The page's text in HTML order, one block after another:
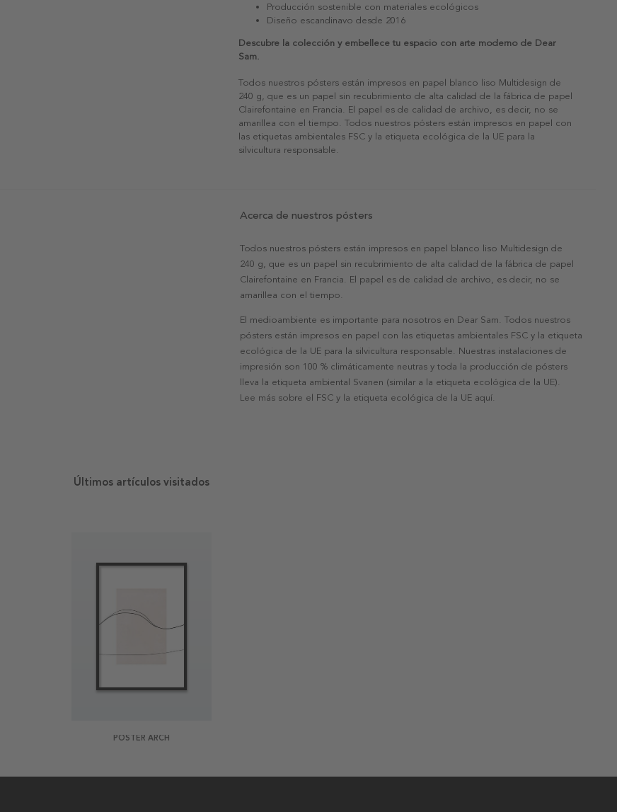
Producción sostenible con materiales ecológicos
Diseño escandinavo desde 2016
Descubre la colección y embellece tu espacio con arte moderno de Dear
Sam.
Todos nuestros pósters están impresos en papel blanco liso Multidesign de
240 g, que es un papel sin recubrimiento de alta calidad de la fábrica de papel
Clairefontaine en Francia. El papel es de calidad de archivo, es decir, no se
amarillea con el tiempo. Todos nuestros pósters están impresos en papel con
las etiquetas ambientales FSC y la etiqueta ecológica de la UE para la
silvicultura responsable.
Acerca de nuestros pósters
Todos nuestros pósters están impresos en papel blanco liso Multidesign de
240 g, que es un papel sin recubrimiento de alta calidad de la fábrica de papel
Clairefontaine en Francia. El papel es de calidad de archivo, es decir, no se
amarillea con el tiempo.
El medioambiente es importante para nosotros en Dear Sam. Todos nuestros
pósters están impresos en papel con las etiquetas ambientales FSC y la etiqueta
ecológica de la UE para la silvicultura responsable. Nuestras instalaciones de
impresión son 100 % climáticamente neutras y toda la producción de pósters
lleva la etiqueta ambiental Svanen (similar a la etiqueta ecológica de la UE).
Lee más sobre el FSC y la etiqueta ecológica de la UE aquí.
Últimos artículos visitados
POSTER ARCH